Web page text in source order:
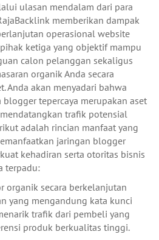
ulasan mendalam dari para
memberikan dampak
operasional website
ketiga yang objektif mampu
calon pelanggan sekaligus
organik Anda secara
Anda akan menyadari bahwa
tepercaya merupakan aset
trafik potensial
adalah rincian manfaat yang
jaringan blogger
kehadiran serta otoritas bisnis
terpadu:
organik secara berkelanjutan
yang mengandung kata kunci
trafik dari pembeli yang
produk berkualitas tinggi.